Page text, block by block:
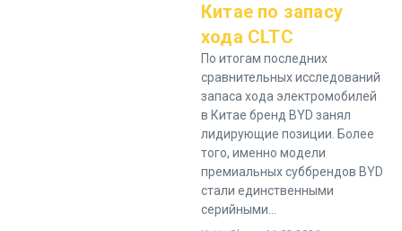
Китае по запасу
хода CLTC
По итогам последних
сравнительных исследований
запаса хода электромобилей
в Китае бренд BYD занял
лидирующие позиции. Более
того, именно модели
премиальных суббрендов BYD
стали единственными
серийными...